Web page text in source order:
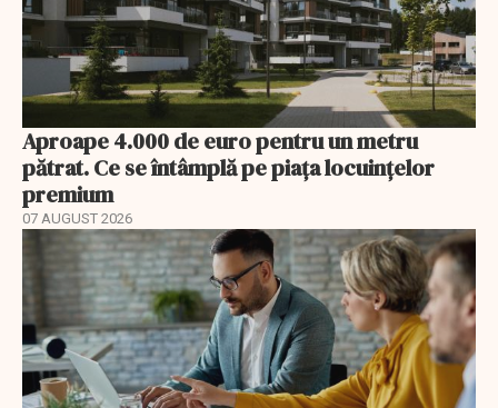
Aproape 4.000 de euro pentru un metru
pătrat. Ce se întâmplă pe piața locuințelor
premium
07 AUGUST 2026